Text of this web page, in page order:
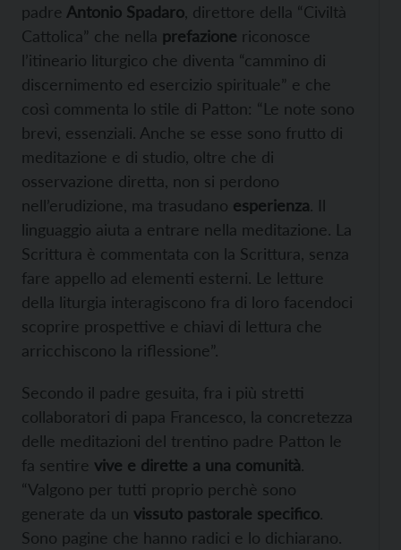
padre Antonio Spadaro , direttore della “Civiltà
Cattolica” che nella prefazione riconosce
l’itineario liturgico che diventa “cammino di
discernimento ed esercizio spirituale” e che
così commenta lo stile di Patton: “Le note sono
brevi, essenziali. Anche se esse sono frutto di
meditazione e di studio, oltre che di
osservazione diretta, non si perdono
nell’erudizione, ma trasudano esperienza. Il
linguaggio aiuta a entrare nella meditazione. La
Scrittura è commentata con la Scrittura, senza
fare appello ad elementi esterni. Le letture
della liturgia interagiscono fra di loro facendoci
scoprire prospettive e chiavi di lettura che
arricchiscono la riflessione”.
Secondo il padre gesuita, fra i più stretti
collaboratori di papa Francesco, la concretezza
delle meditazioni del trentino padre Patton le
fa sentire vive e dirette a una comunità.
“Valgono per tutti proprio perchè sono
generate da un vissuto pastorale specifico.
Sono pagine che hanno radici e lo dichiarano.